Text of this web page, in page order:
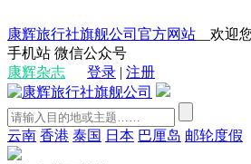
康辉旅行社旗舰公司官方网站 __欢
手机站 微信公众号
康辉杂志
登录 | 注册
云南 香港 泰国 日本 巴厘岛 邮轮度假